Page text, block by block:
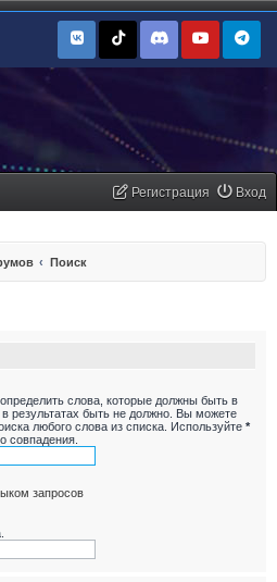
Вход
Регистрация
Поиск
определить слова, которые должны быть в
результатах быть не должно. Вы можете
любого слова из списка. Используйте *
совпадения.
запросов